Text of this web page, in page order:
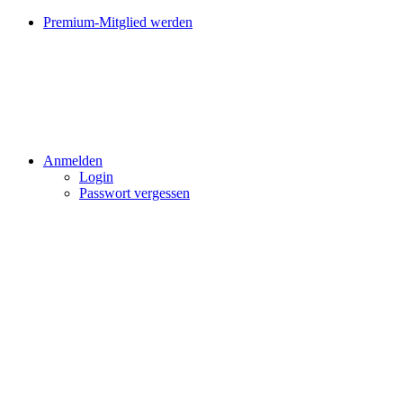
Premium-Mitglied werden
Anmelden
Login
Passwort vergessen